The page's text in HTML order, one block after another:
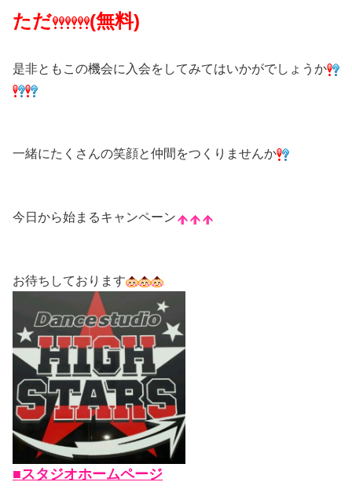
ただ (無料)
是非ともこの機会に入会をしてみてはいかがでしょうか
一緒にたくさんの笑顔と仲間をつくりませんか
今日から始まるキャンペーン
お待ちしております
■スタジオホームページ